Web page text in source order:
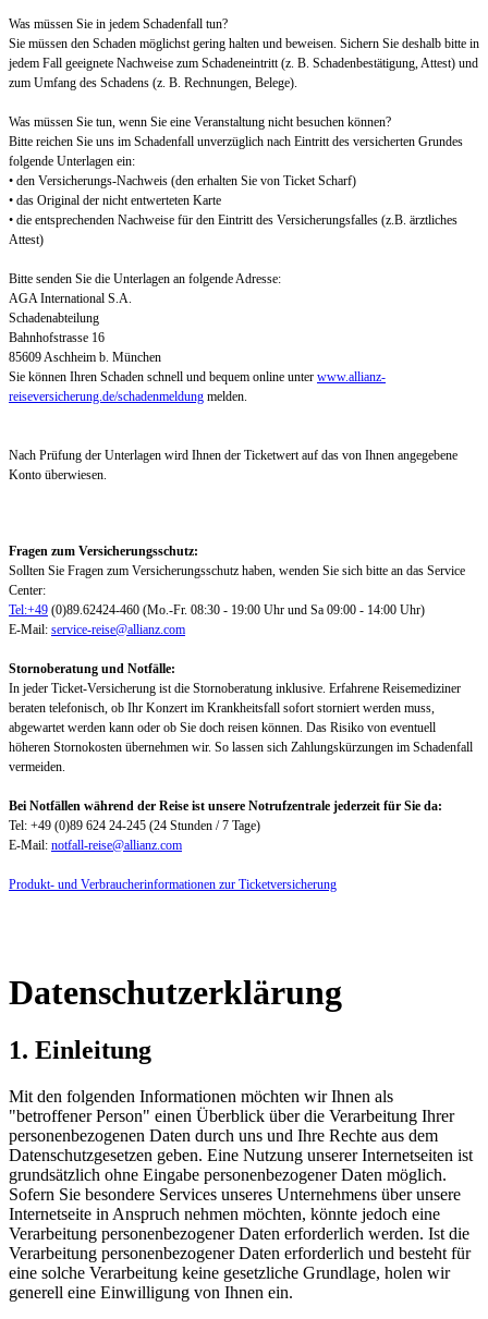
Was müssen Sie in jedem Schadenfall tun?
Sie müssen den Schaden möglichst gering halten und beweisen. Sichern Sie deshalb bitte in
jedem Fall geeignete Nachweise zum Schadeneintritt (z. B. Schadenbestätigung, Attest) und
zum Umfang des Schadens (z. B. Rechnungen, Belege).
Was müssen Sie tun, wenn Sie eine Veranstaltung nicht besuchen können?
Bitte reichen Sie uns im Schadenfall unverzüglich nach Eintritt des versicherten Grundes
folgende Unterlagen ein:
• den Versicherungs-Nachweis (den erhalten Sie von Ticket Scharf)
• das Original der nicht entwerteten Karte
• die entsprechenden Nachweise für den Eintritt des Versicherungsfalles (z.B. ärztliches
Attest)
Bitte senden Sie die Unterlagen an folgende Adresse:
AGA International S.A.
Schadenabteilung
Bahnhofstrasse 16
85609 Aschheim b. München
Sie können Ihren Schaden schnell und bequem online unter www.allianz-
reiseversicherung.de/schadenmeldung melden.
Nach Prüfung der Unterlagen wird Ihnen der Ticketwert auf das von Ihnen angegebene
Konto überwiesen.
Fragen zum Versicherungsschutz:
Sollten Sie Fragen zum Versicherungsschutz haben, wenden Sie sich bitte an das Service
Center:
Tel:+49 (0)89.62424-460 (Mo.-Fr. 08:30 - 19:00 Uhr und Sa 09:00 - 14:00 Uhr)
E-Mail: service-reise@allianz.com
Stornoberatung und Notfälle:
In jeder Ticket-Versicherung ist die Stornoberatung inklusive. Erfahrene Reisemediziner
beraten telefonisch, ob Ihr Konzert im Krankheitsfall sofort storniert werden muss,
abgewartet werden kann oder ob Sie doch reisen können. Das Risiko von eventuell
höheren Stornokosten übernehmen wir. So lassen sich Zahlungskürzungen im Schadenfall
vermeiden.
Bei Notfällen während der Reise ist unsere Notrufzentrale jederzeit für Sie da:
Tel: +49 (0)89 624 24-245 (24 Stunden / 7 Tage)
E-Mail: notfall-reise@allianz.com
Produkt- und Verbraucherinformationen zur Ticketversicherung
Datenschutzerklärung
1. Einleitung
Mit den folgenden Informationen möchten wir Ihnen als
"betroffener Person" einen Überblick über die Verarbeitung Ihrer
personenbezogenen Daten durch uns und Ihre Rechte aus dem
Datenschutzgesetzen geben. Eine Nutzung unserer Internetseiten ist
grundsätzlich ohne Eingabe personenbezogener Daten möglich.
Sofern Sie besondere Services unseres Unternehmens über unsere
Internetseite in Anspruch nehmen möchten, könnte jedoch eine
Verarbeitung personenbezogener Daten erforderlich werden. Ist die
Verarbeitung personenbezogener Daten erforderlich und besteht für
eine solche Verarbeitung keine gesetzliche Grundlage, holen wir
generell eine Einwilligung von Ihnen ein.